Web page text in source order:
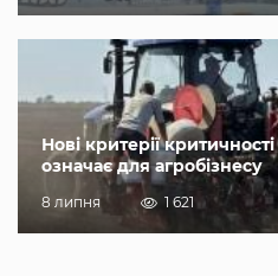
Нові критерії
означає для агробізнесу
8 липня 1 621